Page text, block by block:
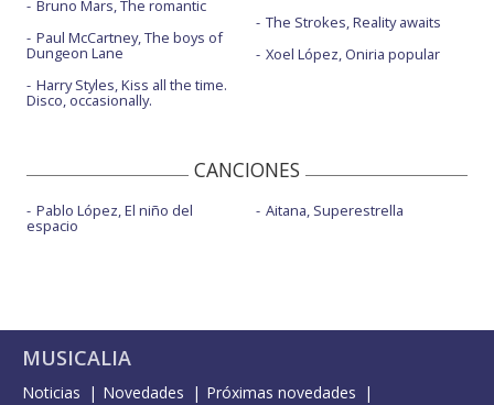
Bruno Mars, The romantic
Paul McCartney, The boys of
Dungeon Lane
Harry Styles, Kiss all the time.
Disco, occasionally.
The Strokes, Reality awaits
Xoel López, Oniria popular
CANCIONES
Pablo López, El niño del
espacio
Aitana, Superestrella
MUSICALIA
Noticias Novedades
Próximas novedades